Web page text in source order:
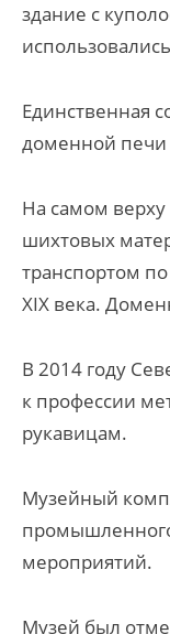
здание с
Единственная
доменной печи
На самом верху
шихтовых
транспортом
XIX века.
В 2014 году
к профессии
рукавицам.
Музейный
мероприятий.
Музей был